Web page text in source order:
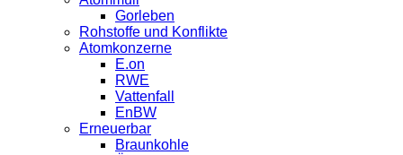
Gorleben
Rohstoffe und Konflikte
Atomkonzerne
E.on
RWE
Vattenfall
EnBW
Erneuerbar
Braunkohle